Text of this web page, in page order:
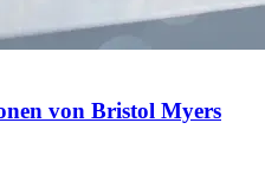
von Bristol Myers